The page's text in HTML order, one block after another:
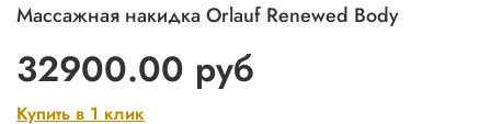
Массажная накидка Orlauf Renewed Body
32900.00 руб
Купить в 1 клик